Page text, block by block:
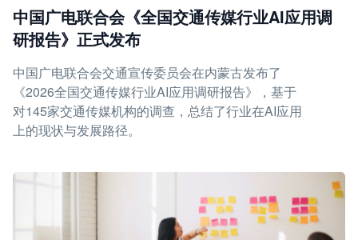
中国广电联合会《全国交通传媒行业AI应用调
研报告》正式发布
中国广电联合会交通宣传委员会在内蒙古发布了
《2026全国交通传媒行业AI应用调研报告》，基于
对145家交通传媒机构的调查，总结了行业在AI应用
上的现状与发展路径。